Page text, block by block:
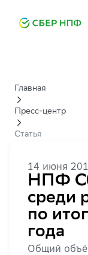
Главная
Пресс-центр
Статья
14 июня
НПФ
среди
по
года
Общий